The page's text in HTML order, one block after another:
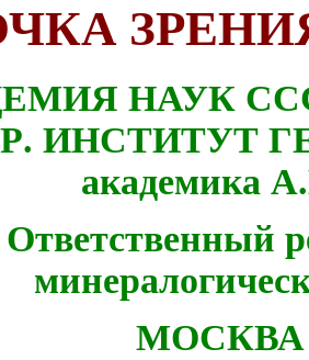
НАУК
. ИНСТИТУТ
академика
Ответственный
МОСКВА